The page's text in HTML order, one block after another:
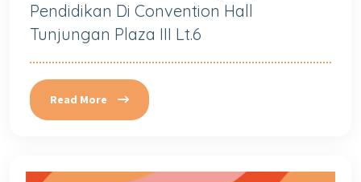
Pendidikan Di Convention Hall
Tunjungan Plaza III Lt.6
Read More